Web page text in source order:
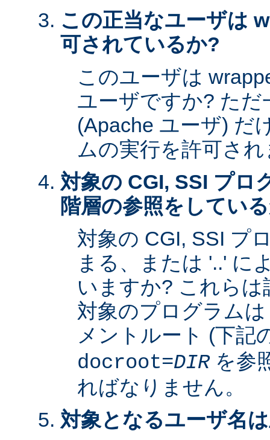
この正当なユーザは
可されているか?
このユーザは
ユーザですか? ただ
(Apache ユーザ) だ
ムの実行を許可さ
対象の CGI, SSI プロ
階層の参照をしてい
対象の CGI, SSI プ
まる、または '..' に
いますか? これら
対象のプログラム
メントルート (下記
docroot=DIRを参
ればなりません。
対象となるユーザ名